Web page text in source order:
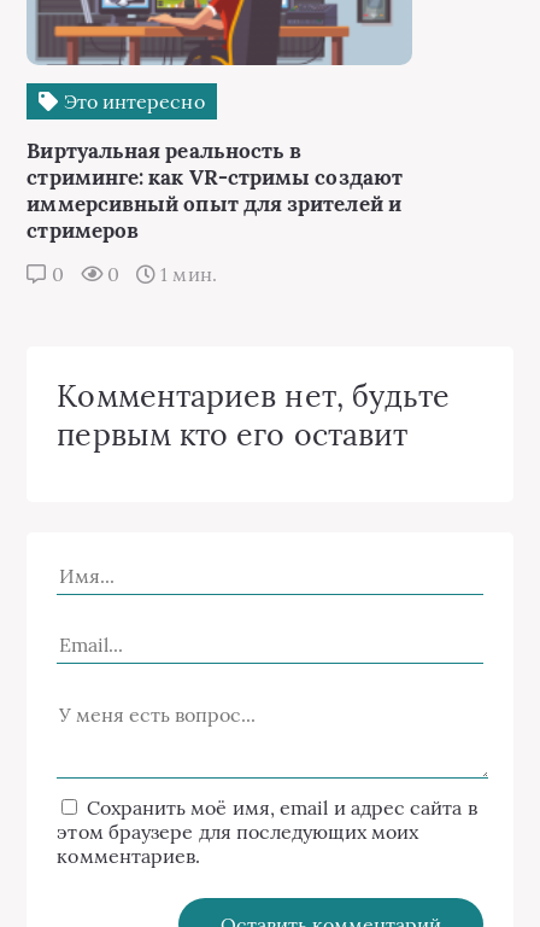
Это интересно
Виртуальная реальность в
стриминге: как VR-стримы создают
иммерсивный опыт для зрителей и
стримеров
0 0 1 мин.
Комментариев нет, будьте
первым кто его оставит
Сохранить моё имя, email и адрес сайта в
этом браузере для последующих моих
комментариев.